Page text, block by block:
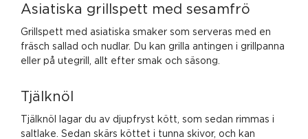
Asiatiska grillspett med sesamfrö
Grillspett med asiatiska smaker som serveras med en
fräsch sallad och nudlar. Du kan grilla antingen i grillpanna
eller på utegrill, allt efter smak och säsong.
Tjälknöl
Tjälknöl lagar du av djupfryst kött, som sedan rimmas i
saltlake. Sedan skärs köttet i tunna skivor, och kan